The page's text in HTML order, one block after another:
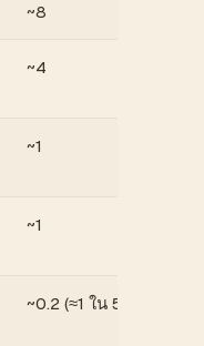
~8
~4
~1
~1
~0.2 (≈1 ใน 5 กล่อง)